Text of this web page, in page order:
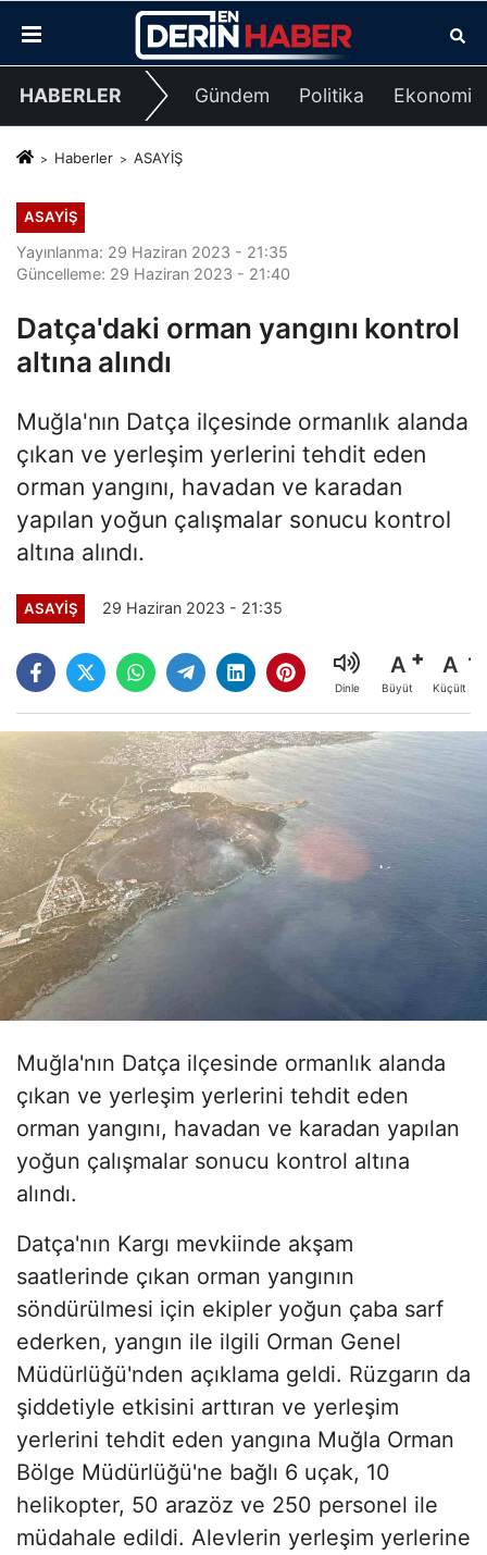
HABERLER Gündem Politika Ekonomi
Haberler ASAYİŞ
ASAYİŞ
Yayınlanma: 29 Haziran 2023 - 21:35
Güncelleme: 29 Haziran 2023 - 21:40
Datça'daki orman yangını kontrol
altına alındı
Muğla'nın Datça ilçesinde ormanlık alanda
çıkan ve yerleşim yerlerini tehdit eden
orman yangını, havadan ve karadan
yapılan yoğun çalışmalar sonucu kontrol
altına alındı.
ASAYİŞ 29 Haziran 2023 - 21:35
Dinle
A
Büyüt
A
Küçült
Muğla'nın Datça ilçesinde ormanlık alanda
çıkan ve yerleşim yerlerini tehdit eden
orman yangını, havadan ve karadan yapılan
yoğun çalışmalar sonucu kontrol altına
alındı.
Datça'nın Kargı mevkiinde akşam
saatlerinde çıkan orman yangının
söndürülmesi için ekipler yoğun çaba sarf
ederken, yangın ile ilgili Orman Genel
Müdürlüğü'nden açıklama geldi. Rüzgarın da
şiddetiyle etkisini arttıran ve yerleşim
yerlerini tehdit eden yangına Muğla Orman
Bölge Müdürlüğü'ne bağlı 6 uçak, 10
helikopter, 50 arazöz ve 250 personel ile
müdahale edildi. Alevlerin yerleşim yerlerine